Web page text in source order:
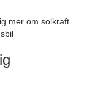
mer om solkraft